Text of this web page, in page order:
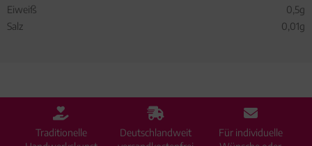
Eiweiß
0,5g
Salz
0,01g
Traditionelle
Deutschlandweit
Für individuelle